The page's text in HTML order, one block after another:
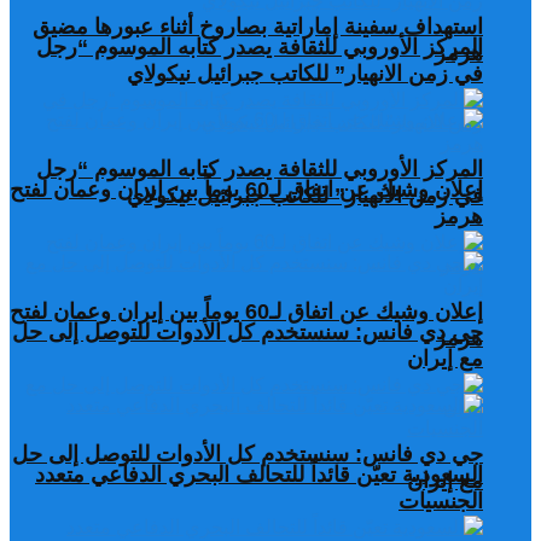
المركز الأوروبي للثقافة يصدر كتابه الموسوم “رجل
في زمن الانهيار” للكاتب جبرائيل نيكولاي
إعلان وشيك عن اتفاق لـ60 يوماً بين إيران وعمان لفتح
هرمز
جي دي فانس: سنستخدم كل الأدوات للتوصل إلى حل
مع إيران
السعودية تعيّن قائداً للتحالف البحري الدفاعي متعدد
الجنسيات
استهداف سفينة إماراتية بصاروخ أثناء عبورها مضيق
هرمز
المركز الأوروبي للثقافة يصدر كتابه الموسوم “رجل
في زمن الانهيار” للكاتب جبرائيل نيكولاي
إعلان وشيك عن اتفاق لـ60 يوماً بين إيران وعمان لفتح
هرمز
جي دي فانس: سنستخدم كل الأدوات للتوصل إلى حل
مع إيران